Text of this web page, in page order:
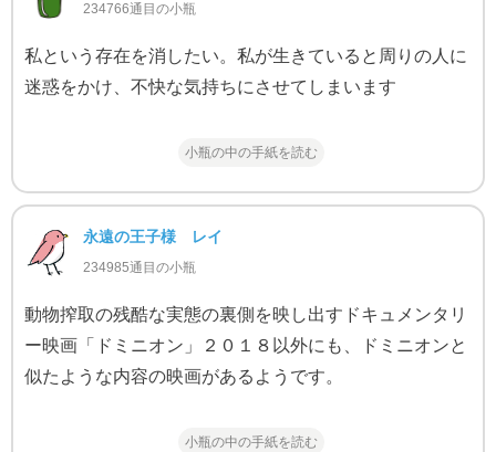
234766通目の小瓶
私という存在を消したい。私が生きていると周りの人に
迷惑をかけ、不快な気持ちにさせてしまいます
小瓶の中の手紙を読む
永遠の王子様 レイ
234985通目の小瓶
動物搾取の残酷な実態の裏側を映し出すドキュメンタリ
ー映画「ドミニオン」２０１８以外にも、ドミニオンと
似たような内容の映画があるようです。
小瓶の中の手紙を読む